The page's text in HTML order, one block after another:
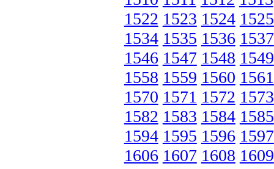
1522 1523 1524 1525
1534 1535 1536 1537
1546 1547 1548 1549
1558 1559 1560 1561
1570 1571 1572 1573
1582 1583 1584 1585
1594 1595 1596 1597
1606 1607 1608 1609